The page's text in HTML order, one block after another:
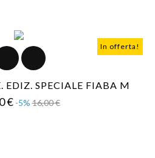
In offerta!
EDIZ. SPECIALE FIABA M
€ Prezzo
-5% 16,00 €Prezzo